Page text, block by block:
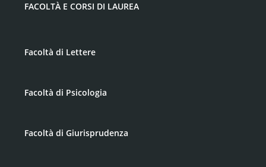
FACOLTÀ E CORSI DI LAUREA
Facoltà di Lettere
Facoltà di Psicologia
Facoltà di Giurisprudenza